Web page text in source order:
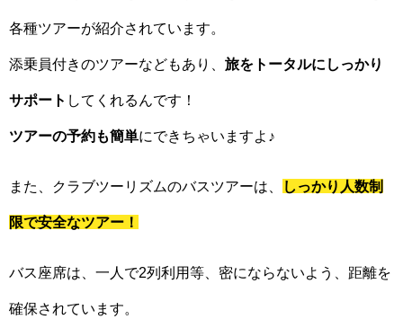
各種ツアーが紹介されています。
添乗員付きのツアーなどもあり、 旅をトータルにしっかり
サポート してくれるんです！
ツアーの予約も簡単にできちゃいますよ♪
また、クラブツーリズムのバスツアーは、 しっかり人数制
限で安全なツアー！
バス座席は、一人で2列利用等、密にならないよう、距離を
確保されています。